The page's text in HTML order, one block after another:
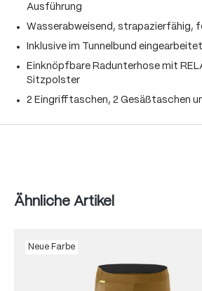
Ausführung
Wasserabweisend, strapazierfähig,
Inklusive im Tunnelbund
Einknöpfbare Radunterhose mit
Sitzpolster
2 Eingrifftaschen, 2 Gesäßtaschen
Produktgalerie überspringen
Ähnliche Artikel
Neue Farbe